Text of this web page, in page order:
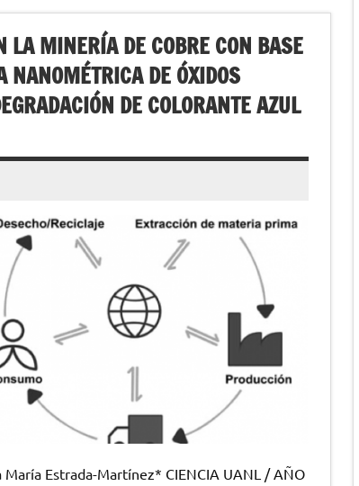
LA MINERÍA DE COBRE CON BASE
DE ÓXIDOS
DE COLORANTE AZUL
Estrada-Martínez* CIENCIA UANL / AÑO